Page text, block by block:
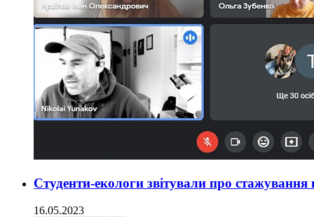
Студенти-екологи звітували про
16.05.2023